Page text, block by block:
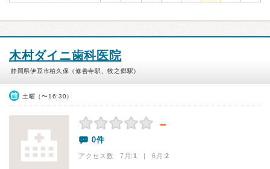
木村ダイニ歯科医院
静岡県伊豆市柏久保（修善寺駅、牧之郷駅）
土曜（〜16:30）
－
0件
アクセス数 7月:1 | 6月:2